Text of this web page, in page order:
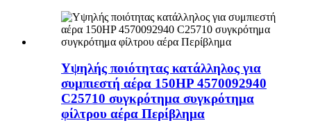
Υψηλής ποιότητας κατάλληλος για
συμπιεστή αέρα 150HP 4570092940
C25710 συγκρότημα συγκρότημα
φίλτρου αέρα Περίβλημα